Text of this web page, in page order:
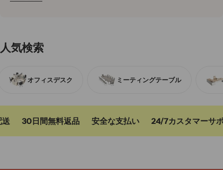
効率性と美観を両立させたオフィス家具で、社員の作業効率と快適性
を向上。
今すぐ購入 して、理想のオフィス空間を手に入れましょう。
人気検索
オフィスデスク ミーティングテーブル
30日間無料返品 安全な支払い 24/7カスタマーサポ